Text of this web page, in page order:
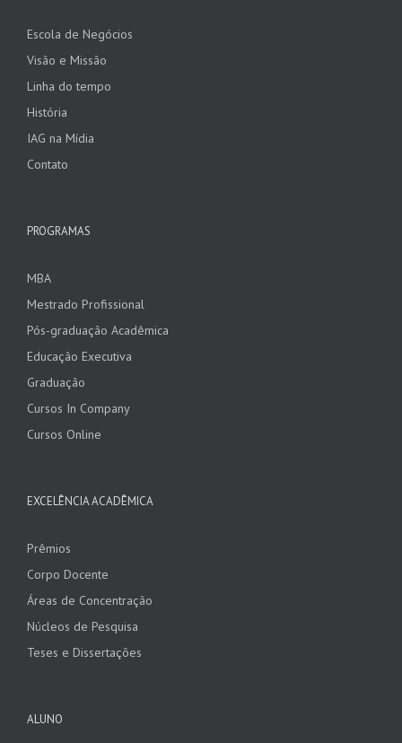
Escola de Negócios
Visão e Missão
Linha do tempo
História
IAG na Mídia
Contato
PROGRAMAS
MBA
Mestrado Profissional
Pós-graduação Acadêmica
Educação Executiva
Graduação
Cursos In Company
Cursos Online
EXCELÊNCIA ACADÊMICA
Prêmios
Corpo Docente
Áreas de Concentração
Núcleos de Pesquisa
Teses e Dissertações
ALUNO